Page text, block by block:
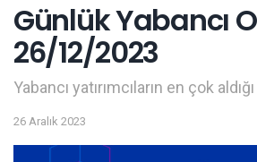
Günlük Yabancı
26/12/2023
Yabancı yatırımcıların en çok
26 Aralık 2023